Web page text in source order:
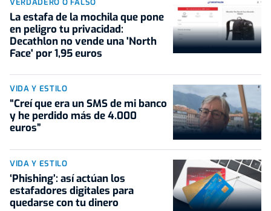
VERDADERO O FALSO
La estafa de la mochila que pone
en peligro tu privacidad:
Decathlon no vende una 'North
Face' por 1,95 euros
VIDA Y ESTILO
“Creí que era un SMS de mi banco
y he perdido más de 4.000
euros”
VIDA Y ESTILO
‘Phishing’: así actúan los
estafadores digitales para
quedarse con tu dinero